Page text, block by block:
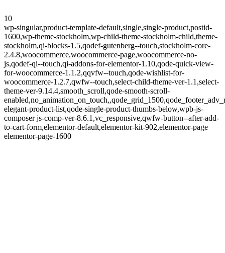
10
wp-singular,product-template-default,single,single-product,postid-
1600,wp-theme-stockholm,wp-child-theme-stockholm-child,theme-
stockholm,qi-blocks-1.5,qodef-gutenberg--touch,stockholm-core-
2.4.8,woocommerce,woocommerce-page,woocommerce-no-
js,qodef-qi--touch,qi-addons-for-elementor-1.10,qode-quick-view-
for-woocommerce-1.1.2,qqvfw--touch,qode-wishlist-for-
woocommerce-1.2.7,qwfw--touch,select-child-theme-ver-1.1,select-
theme-ver-9.14.4,smooth_scroll,qode-smooth-scroll-
elegant-product-list,qode-single-product-thumbs-below,wpb-js-
composer js-comp-ver-8.6.1,vc_responsive,qwfw-button--after-add-
to-cart-form,elementor-default,elementor-kit-902,elementor-page
elementor-page-1600